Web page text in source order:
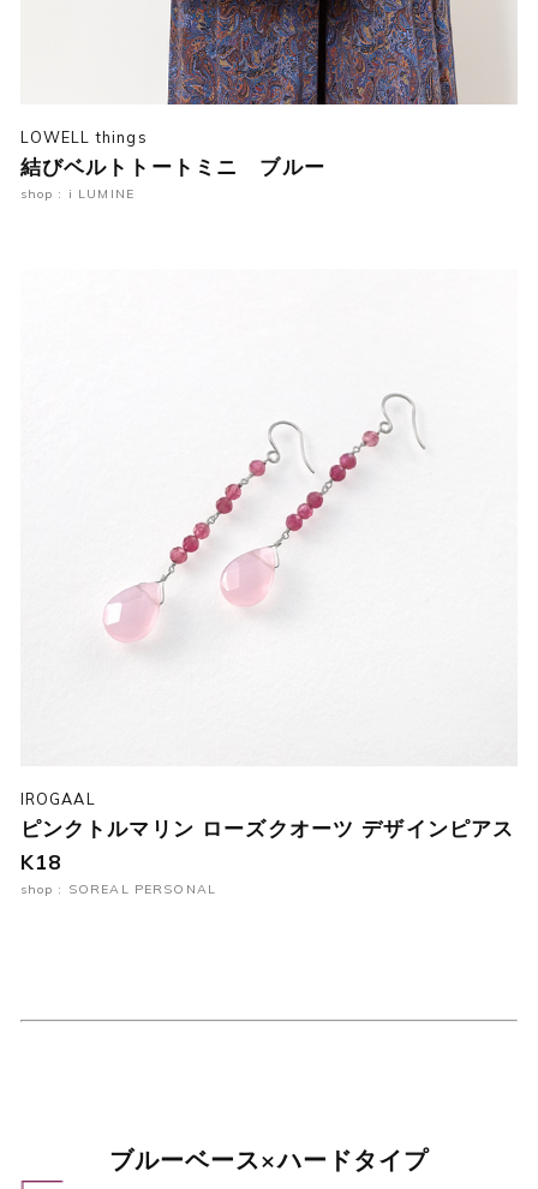
LOWELL things
結びベルトトートミニ ブルー
shop : i LUMINE
IROGAAL
ピンクトルマリン ローズクオーツ デザインピアス
K18
shop : SOREAL PERSONAL
ブルーベース×ハードタイプ